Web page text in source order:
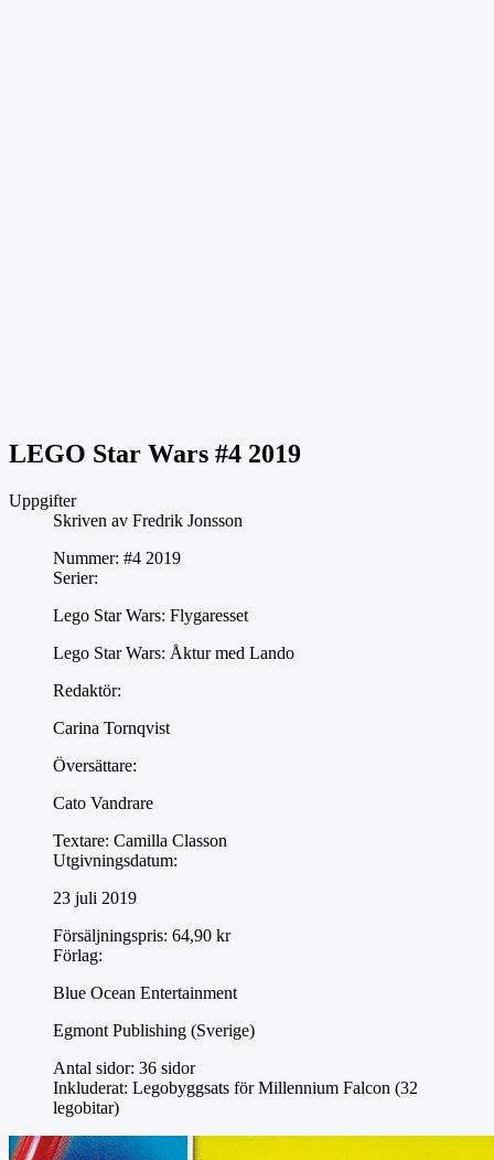
LEGO Star Wars #4 2019
Uppgifter
Skriven av Fredrik Jonsson
Nummer: #4 2019
Serier:
Lego Star Wars: Flygaresset
Lego Star Wars: Åktur med Lando
Redaktör:
Carina Tornqvist
Översättare:
Cato Vandrare
Textare: Camilla Classon
Utgivningsdatum:
23 juli 2019
Försäljningspris: 64,90 kr
Förlag:
Blue Ocean Entertainment
Egmont Publishing (Sverige)
Antal sidor: 36 sidor
Inkluderat: Legobyggsats för Millennium Falcon (32
legobitar)